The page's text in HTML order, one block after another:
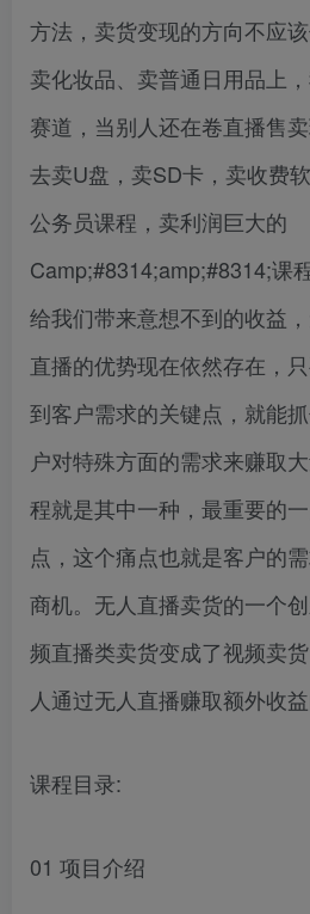
方法，卖货变现的方向不应该
卖化妆品、卖普通日用品上
赛道，当别人还在卷直播售
去卖U盘，卖SD卡，卖收费
公务员课程，卖利润巨大的
Camp;#8314;amp;#8314;课
给我们带来意想不到的收益
直播的优势现在依然存在，
到客户需求的关键点，就能
户对特殊方面的需求来赚取
程就是其中一种，最重要的
点，这个痛点也就是客户的
商机。无人直播卖货的一个
频直播类卖货变成了视频卖
人通过无人直播赚取额外收益
课程目录:
01 项目介绍